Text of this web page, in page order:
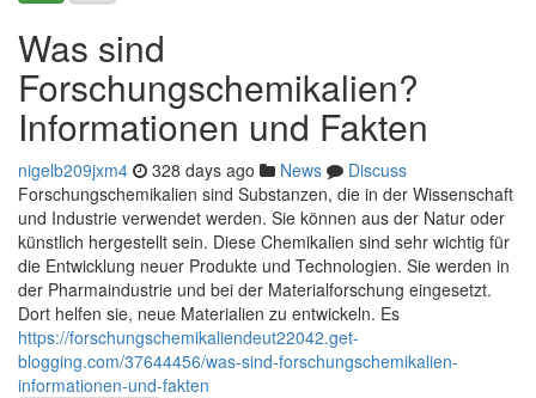
Was sind
Forschungschemikalien?
Informationen und Fakten
nigelb209jxm4 328 days ago News
Discuss
Forschungschemikalien sind Substanzen, die in der Wissenschaft
und Industrie verwendet werden. Sie können aus der Natur oder
künstlich hergestellt sein. Diese Chemikalien sind sehr wichtig für
die Entwicklung neuer Produkte und Technologien. Sie werden in
der Pharmaindustrie und bei der Materialforschung eingesetzt.
Dort helfen sie, neue Materialien zu entwickeln. Es
https://forschungschemikaliendeut22042.get-
blogging.com/37644456/was-sind-forschungschemikalien-
informationen-und-fakten